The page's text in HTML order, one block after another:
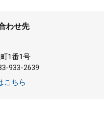
わせ先
1番1号
933-2639
こちら